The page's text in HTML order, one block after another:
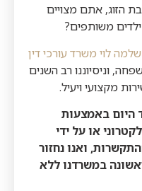
הזוג, אתם מצויים
ילדים משותפים?
שלמה לוי משרד עורכי דין
וניסיוננו רב השנים
מקצועי ויעיל.
היום באמצעות
או על ידי
ואנו נחזור
במשרדנו ללא